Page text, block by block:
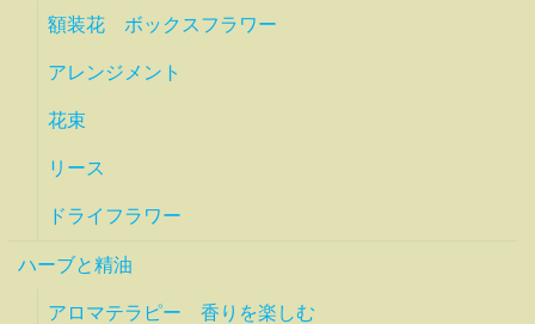
額装花 ボックスフラワー
アレンジメント
花束
リース
ドライフラワー
ハーブと精油
アロマテラピー 香りを楽しむ